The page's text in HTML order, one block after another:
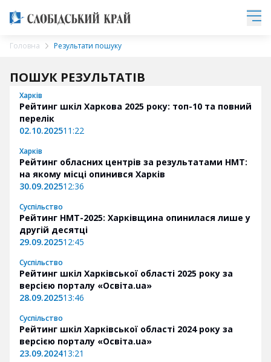
Головна Результати пошуку
ПОШУК РЕЗУЛЬТАТІВ
Харків
Рейтинг шкіл Харкова 2025 року: топ-10 та повний
перелік
02.10.202511:22
Харків
Рейтинг обласних центрів за результатами НМТ:
на якому місці опинився Харків
30.09.202512:36
Суспільство
Рейтинг НМТ-2025: Харківщина опинилася лише у
другій десятці
29.09.202512:45
Суспільство
Рейтинг шкіл Харківської області 2025 року за
версією порталу «Освіта.ua»
28.09.202513:46
Суспільство
Рейтинг шкіл Харківської області 2024 року за
версією порталу «Освіта.ua»
23.09.202413:21